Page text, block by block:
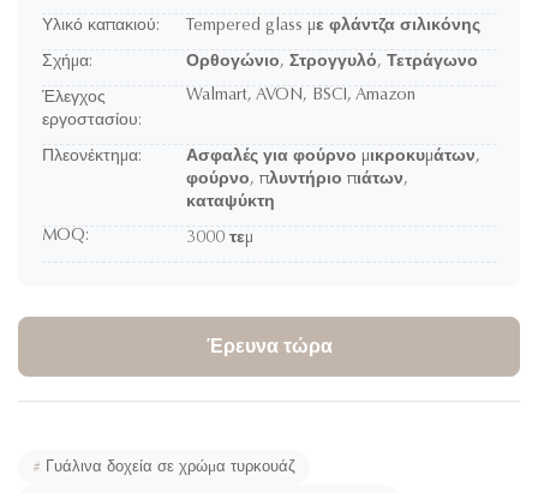
Υλικό καπακιού: Tempered glass με φλάντζα σιλικόνης
Σχήμα: Ορθογώνιο, Στρογγυλό, Τετράγωνο
Έλεγχος
εργοστασίου:
Walmart, AVON, BSCI, Amazon
Πλεονέκτημα:
Ασφαλές για φούρνο μικροκυμάτων,
φούρνο, πλυντήριο πιάτων,
καταψύκτη
MOQ:
3000 τεμ
Έρευνα τώρα
# Γυάλινα δοχεία σε χρώμα τυρκουάζ